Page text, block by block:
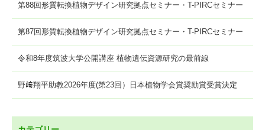
第88回形質転換植物デザイン研究拠点セミナー・T-PIRCセミナー
第87回形質転換植物デザイン研究拠点セミナー・T-PIRCセミナー
令和8年度筑波大学公開講座 植物遺伝資源研究の最前線
野﨑翔平助教2026年度(第23回）日本植物学会賞奨励賞受賞決定